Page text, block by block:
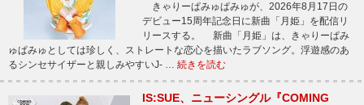
きゃりーぱみゅぱみゅが、2026年8月17日の
デビュー15周年記念日に新曲「月姫」を配信リ
リースする。 新曲「月姫」は、きゃりーぱみ
ゅぱみゅとしては珍しく、ストレートな恋心を描いたラブソング。浮遊感のあ
るシンセサイザーと親しみやすいJ- … 続きを読む
IS:SUE、ニューシングル『COMING